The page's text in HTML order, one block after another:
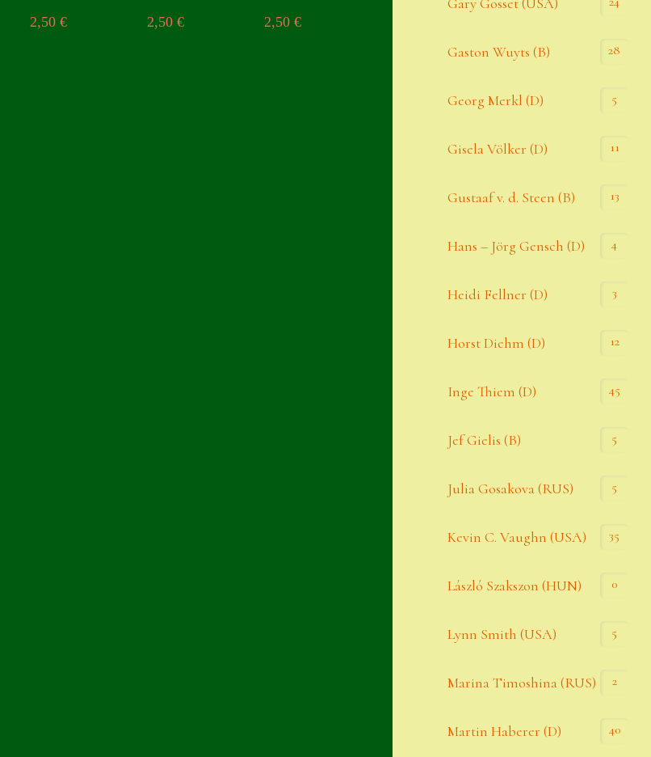
2,50€ 2,50€ 2,50 €
Gaston Wuyts (B) 28
Georg Merkl (D) 5
Gisela Völker (D) 11
Gustaaf v. d. Steen (B) 13
Hans – Jörg Gensch (D) 4
Heidi Fellner (D) 3
Horst Diehm (D) 12
Inge Thiem (D) 45
Jef Gielis (B) 5
Julia Gosakova (RUS) 5
Kevin C. Vaughn (USA) 35
László Szakszon (HUN) 0
Lynn Smith (USA) 5
Marina Timoshina (RUS) 2
Martin Haberer (D) 40